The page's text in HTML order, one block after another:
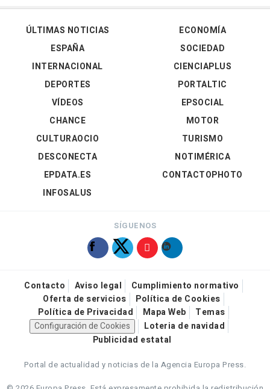
ÚLTIMAS NOTICIAS
ESPAÑA
INTERNACIONAL
DEPORTES
VÍDEOS
ECONOMÍA
SOCIEDAD
CIENCIAPLUS
PORTALTIC
EPSOCIAL
CHANCE
CULTURAOCIO
DESCONECTA
EPDATA.ES
INFOSALUS
MOTOR
TURISMO
NOTIMÉRICA
CONTACTOPHOTO
SÍGUENOS
Contacto Aviso legal
Cumplimiento normativo
Oferta de servicios
Política de Cookies
Política de Privacidad
Mapa Web
Temas
Configuración de Cookies
Loteria de navidad
Publicidad estatal
Portal de actualidad y noticias de la Agencia Europa Press.